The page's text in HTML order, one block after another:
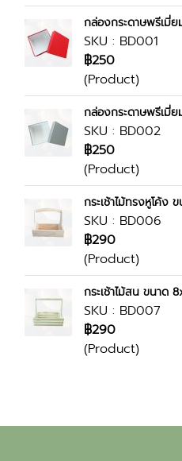
กล่องกระดาษพรีเมี่
SKU : BD001
฿250
(Product)
กล่องกระดาษพรีเมี่
SKU : BD002
฿250
(Product)
กระเช้าไม้ทรงหูโค้ง
SKU : BD006
฿290
(Product)
กระเช้าไม้สน ขนาด
SKU : BD007
฿290
(Product)